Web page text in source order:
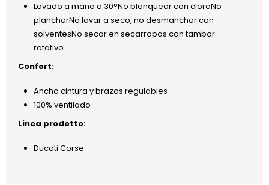
Lavado a mano a 30°No blanquear con cloroNo
plancharNo lavar a seco, no desmanchar con
solventesNo secar en secarropas con tambor
rotativo
Confort:
Ancho cintura y brazos regulables
100% ventilado
Linea prodotto:
Ducati Corse